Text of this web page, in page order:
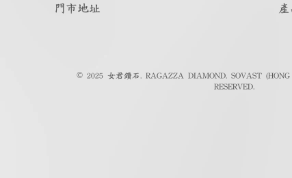
門市地址
© 2025 女君鑽石. RAGAZZA DIAMOND. SOVAST
RESERVED.